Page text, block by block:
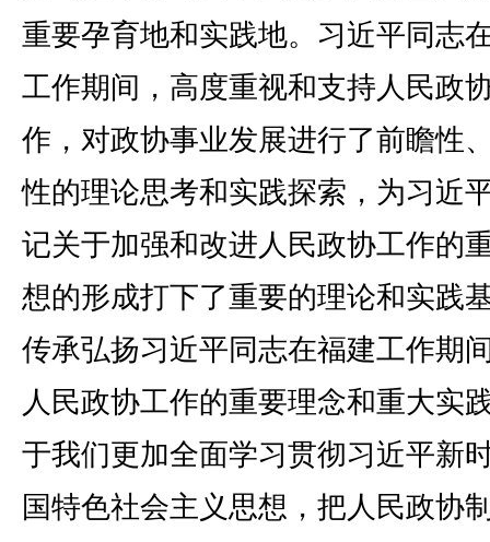
重要孕育地和实践地。习近平同志
工作期间，高度重视和支持人民政
作，对政协事业发展进行了前瞻性
性的理论思考和实践探索，为习近
记关于加强和改进人民政协工作的
想的形成打下了重要的理论和实践
传承弘扬习近平同志在福建工作期
人民政协工作的重要理念和重大实
于我们更加全面学习贯彻习近平新
国特色社会主义思想，把人民政协